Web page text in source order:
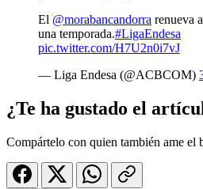
El @morabancandorra renueva a
una temporada.#LigaEndesa
pic.twitter.com/H7U2n0i7vJ
— Liga Endesa (@ACBCOM)
¿Te ha gustado el
Compártelo con quien también ame el